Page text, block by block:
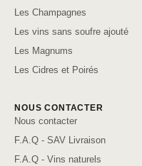
Les Champagnes
Les vins sans soufre ajouté
Les Magnums
Les Cidres et Poirés
NOUS CONTACTER
Nous contacter
F.A.Q - SAV Livraison
F.A.Q - Vins naturels